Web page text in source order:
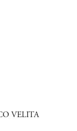
VELITA